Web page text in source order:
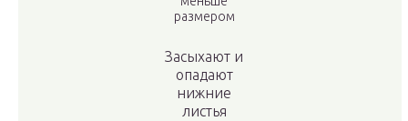
размером
Засыхают и
опадают
нижние
листья